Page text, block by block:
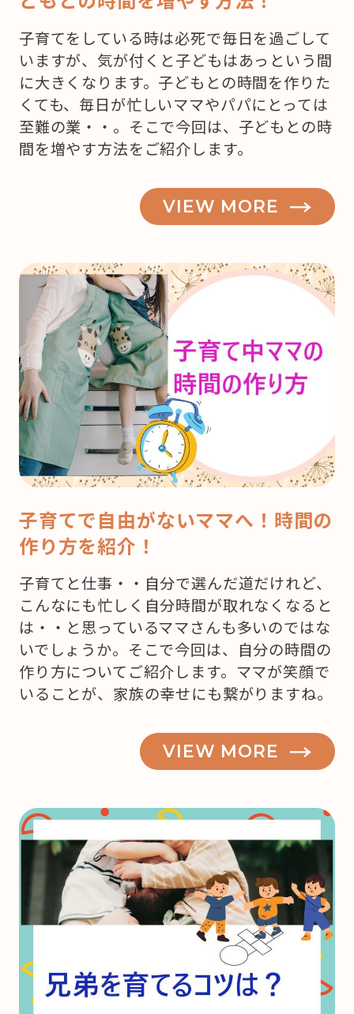
子育てをしている時は必死で毎日を過ごして
いますが、気が付くと子どもはあっという間
に大きくなります。子どもとの時間を作りた
くても、毎日が忙しいママやパパにとっては
至難の業・・。そこで今回は、子どもとの時
間を増やす方法をご紹介します。
VIEW MORE
子育てで自由がないママへ！時間の
作り方を紹介！
子育てと仕事・・自分で選んだ道だけれど、
こんなにも忙しく自分時間が取れなくなると
は・・と思っているママさんも多いのではな
いでしょうか。そこで今回は、自分の時間の
作り方についてご紹介します。ママが笑顔で
いることが、家族の幸せにも繋がりますね。
VIEW MORE